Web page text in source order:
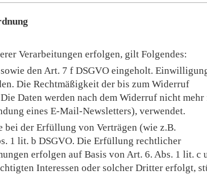
Verarbeitungen erfolgen, gilt Folgendes:
den Art. 7 f DSGVO eingeholt.
Die Rechtmäßigkeit der bis zum Widerruf
Daten werden nach dem Widerruf nicht mehr
eines E-Mail-Newsletters), verwendet.
der Erfüllung von Verträgen (wie z.B.
1 lit. b DSGVO. Die Erfüllung rechtlicher
erfolgen auf Basis von Art. 6. Abs. 1 lit. c
Interessen oder solcher Dritter erfolgt,